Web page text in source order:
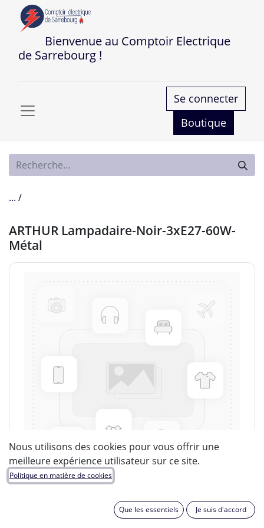
Bienvenue au Comptoir Electrique
de Sarrebourg !
Se connecter
Boutique
... /
ARTHUR Lampadaire-Noir-3xE27-60W-
Métal
Nous utilisons des cookies pour vous offrir une
meilleure expérience utilisateur sur ce site.
Politique en matière de cookies
Que les essentiels Je suis d'accord